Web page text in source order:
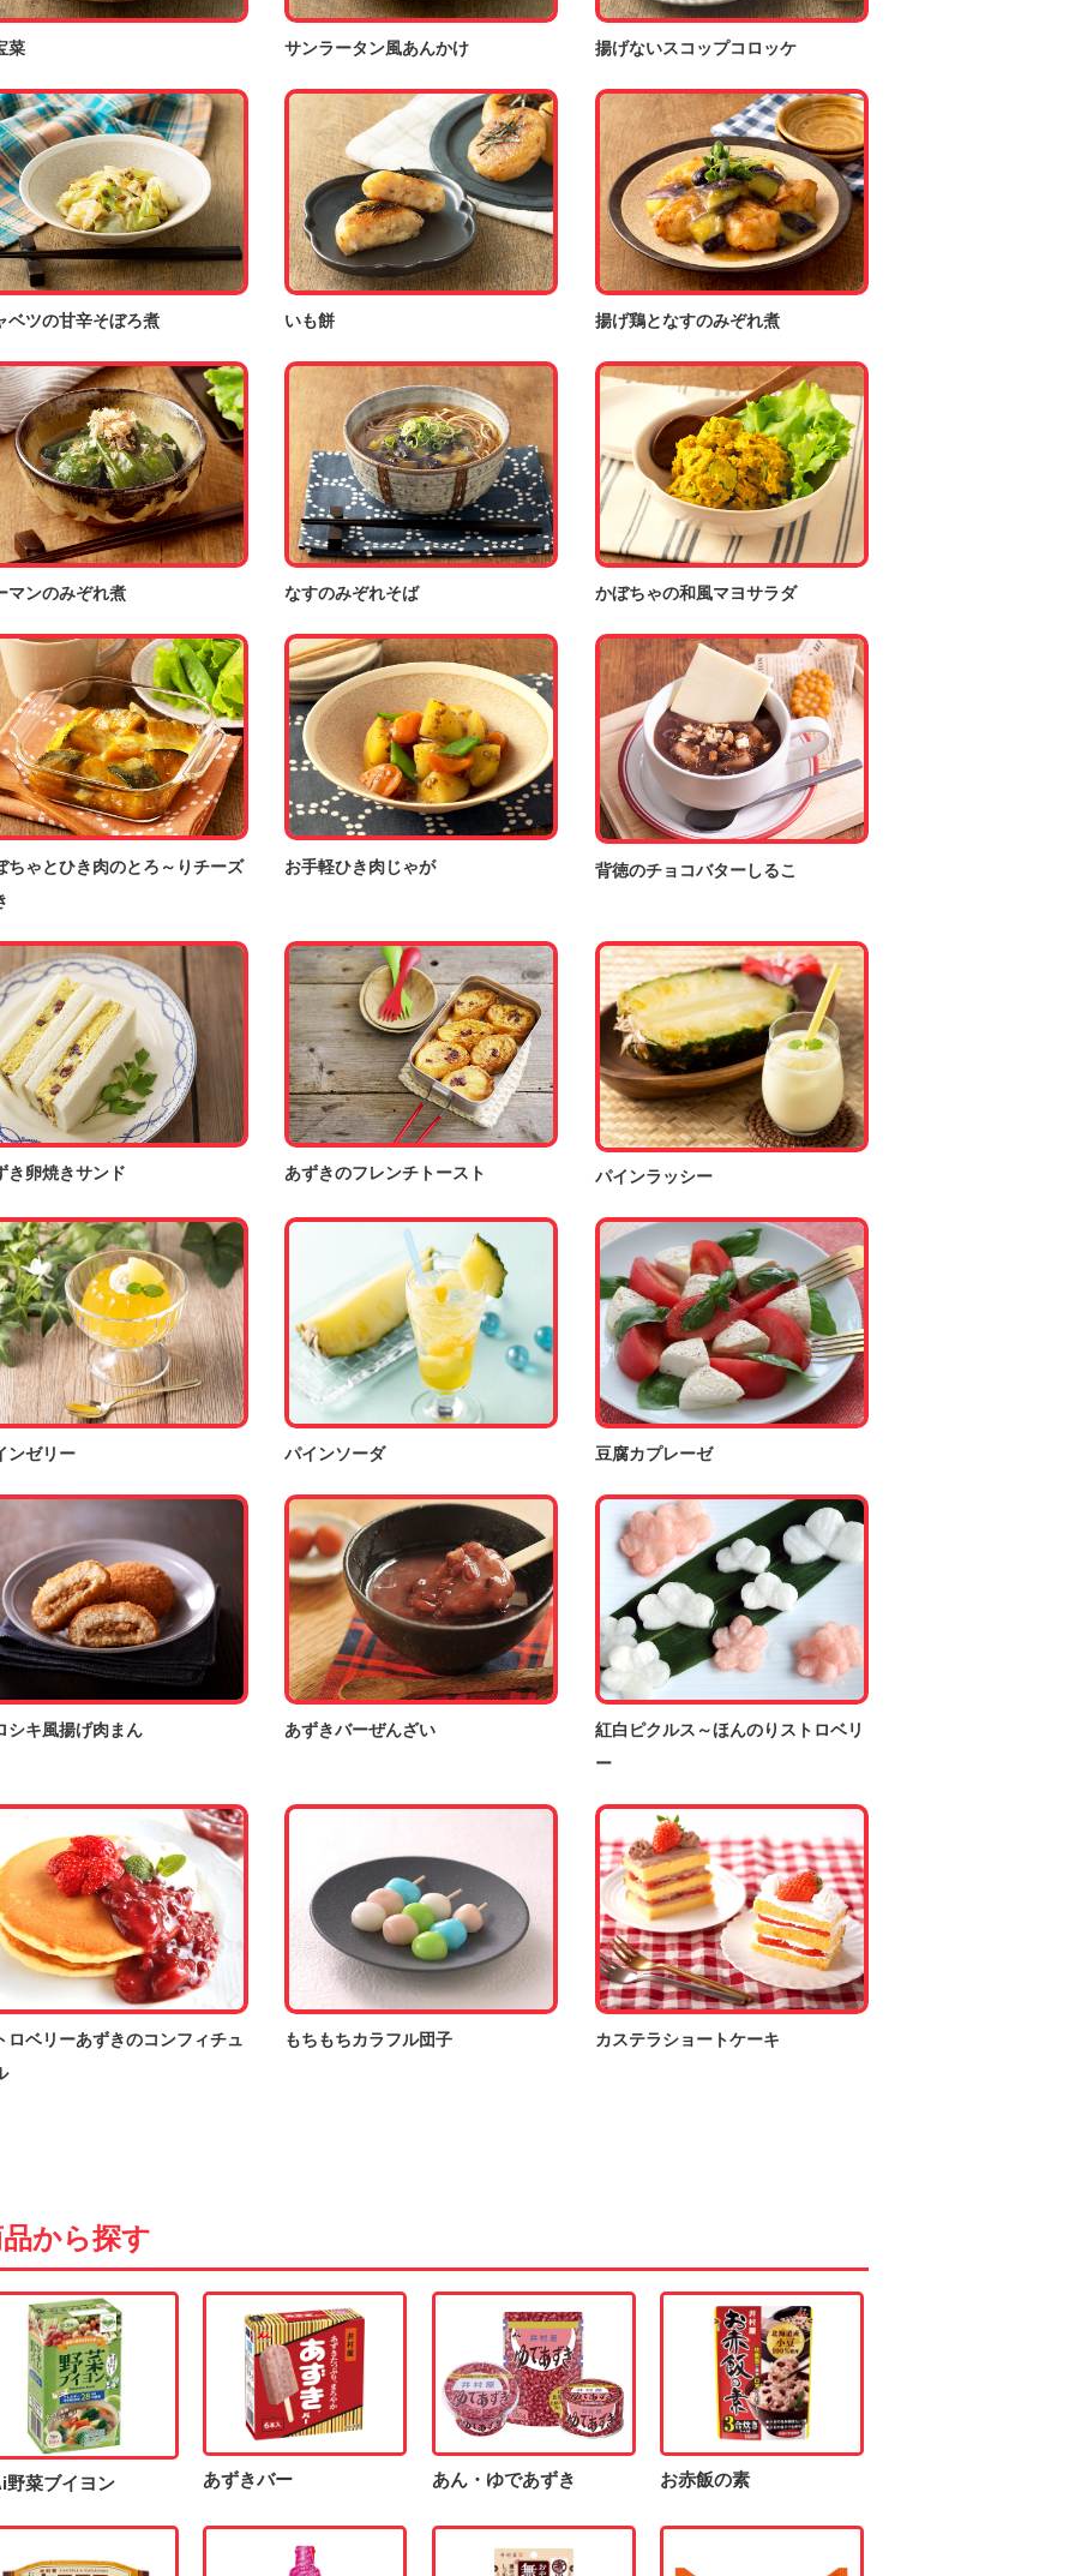
菜 サンラータン風あんかけ 揚げないスコップコロッケ
ベツの甘辛そぼろ煮 いも餅 揚げ鶏となすのみぞれ煮
マンのみぞれ煮 なすのみぞれそば かぼちゃの和風マヨサラダ
ちゃとひき肉のとろ～りチーズ
お手軽ひき肉じゃが 背徳のチョコバターしるこ
き卵焼きサンド あずきのフレンチトースト パインラッシー
ンゼリー パインソーダ 豆腐カプレーゼ
シキ風揚げ肉まん あずきバーぜんざい
紅白ピクルス～ほんのりストロベリ
ー
ロベリーあずきのコンフィチュ
もちもちカラフル団子 カステラショートケーキ
から探す
野菜ブイヨン あずきバー あん・ゆであずき お赤飯の素